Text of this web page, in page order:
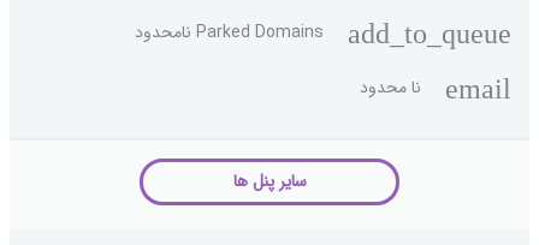
add_to_queue Parked Domains نامحدود
email نا محدود
سایر پنل ها